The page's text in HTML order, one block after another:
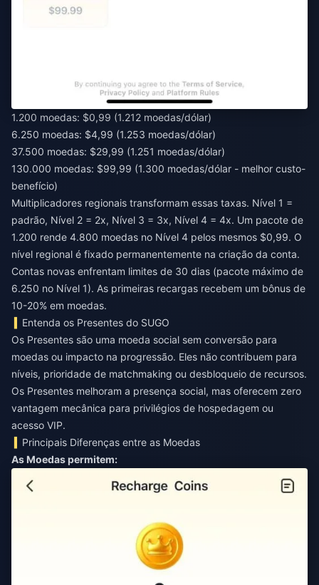
1.200 moedas: $0,99 (1.212 moedas/dólar)
6.250 moedas: $4,99 (1.253 moedas/dólar)
37.500 moedas: $29,99 (1.251 moedas/dólar)
130.000 moedas: $99,99 (1.300 moedas/dólar - melhor custo-
benefício)
Multiplicadores regionais transformam essas taxas. Nível 1 =
padrão, Nível 2 = 2x, Nível 3 = 3x, Nível 4 = 4x. Um pacote de
1.200 rende 4.800 moedas no Nível 4 pelos mesmos $0,99. O
nível regional é fixado permanentemente na criação da conta.
Contas novas enfrentam limites de 30 dias (pacote máximo de
6.250 no Nível 1). As primeiras recargas recebem um bônus de
10-20% em moedas.
Entenda os Presentes do SUGO
Os Presentes são uma moeda social sem conversão para
moedas ou impacto na progressão. Eles não contribuem para
níveis, prioridade de matchmaking ou desbloqueio de recursos.
Os Presentes melhoram a presença social, mas oferecem zero
vantagem mecânica para privilégios de hospedagem ou
acesso VIP.
Principais Diferenças entre as Moedas
As Moedas permitem: